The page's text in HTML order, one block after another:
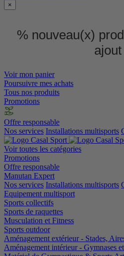
×
% nouveau(x)
ajout
Voir mon panier
Poursuivre mes achats
Tous nos produits
Promotions
Offre responsable
Nos services Installations multisports
Voir toutes les catégories
Promotions
Offre responsable
Manutan Expert
Nos services Installations multisports
Equipement multisport
Sports collectifs
Sports de raquettes
Musculation et Fitness
Sports outdoor
Aménagement extérieur - Stades,
Aménagement intérieur - Gymnases